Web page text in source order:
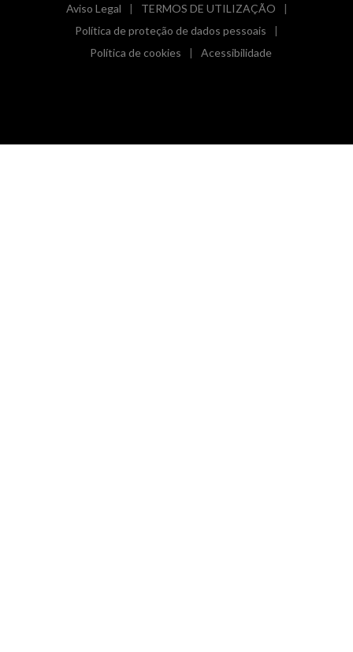
Aviso Legal
((abre numa nova janela))
TERMOS DE UTILIZAÇÃO
((abre numa nova janela))
Política de proteção de dados pessoais
((abre numa nova janela))
Política de cookies
((abre numa nova janela))
Acessibilidade